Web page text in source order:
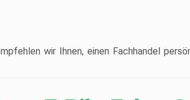
wir Ihnen, einen Fachhandel